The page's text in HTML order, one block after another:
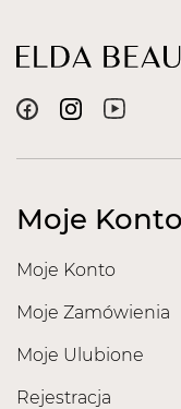
Moje Konto
Moje Konto
Moje Zamówienia
Moje Ulubione
Rejestracja